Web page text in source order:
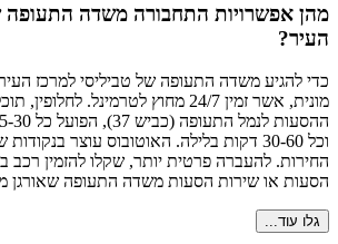
מהן אפשרויות התחבורה משדה התעופה
העיר?
כדי להגיע משדה התעופה של טביליסי למרכז
מונית, אשר זמין 24/7 מחוץ לטרמינל.
וכל 30-60 דקות בלילה. האוטובוס עוצר
החירות. להעברה פרטית יותר, שקלו להזמין רכב
הסעות או שירות הסעות משדה התעופה שאורגן
גלו עוד...